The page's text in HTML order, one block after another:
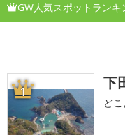
GW人気スポットランキ
1 下
ど